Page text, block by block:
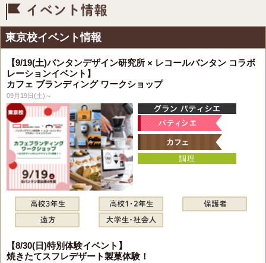
東京校イベント情報
【9/19(土)バンタンデザイン研究所 × レコールバンタン コラボ
レーションイベント】
カフェ ブランディング ワークショップ
09月19日(土)～
【8/30(日)特別体験イベント】
焼きたてスフレデザート製菓体験！